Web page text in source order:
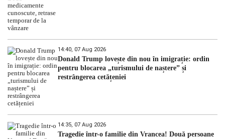
14:40, 07 Aug 2026
Donald Trump lovește din nou în imigrație: ordin
pentru blocarea „turismului de naștere” și
restrângerea cetățeniei
14:35, 07 Aug 2026
Tragedie într-o familie din Vrancea! Două persoane